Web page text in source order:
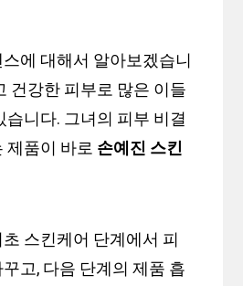
에 대해서 알아보겠습니
건강한 피부로 많은 이들
습니다. 그녀의 피부 비결
제품이 바로 손예진 스킨
스킨케어 단계에서 피
고, 다음 단계의 제품 흡